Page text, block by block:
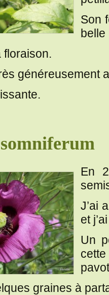
Son
floraison.
généreusement
En
J’ai
et
Un
graines à